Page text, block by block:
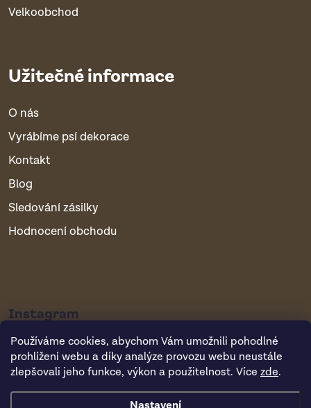
Používáme cookies, abychom Vám umožnili pohodlné
prohlížení webu a díky analýze provozu webu neustále
zlepšovali jeho funkce, výkon a použitelnost. Více zde.
Velkoobchod
Užitečné informace
O nás
Vyrábíme psí dekorace
Kontakt
Blog
Sledování zásilky
Hodnocení obchodu
Instagram